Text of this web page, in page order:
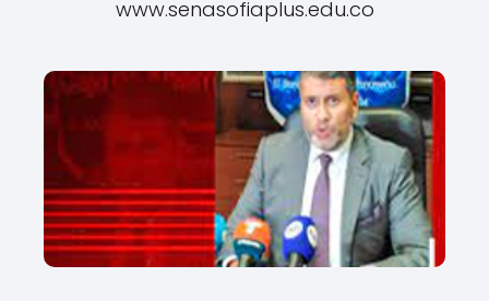
www.senasofiaplus.edu.co